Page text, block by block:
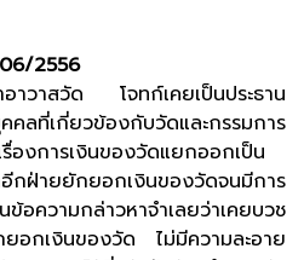
2556
อาวาสวัด โจทก์เคยเป็นประธาน
ลที่เกี่ยวข้องกับวัดและกรรมการ
องการเงินของวัดแยกออกเป็น
ฝ่ายยักยอกเงินของวัดจนมีการ
ความกล่าวหาจำเลยว่าเคยบวช
ยอกเงินของวัด ไม่มีความละอาย